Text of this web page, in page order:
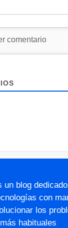
un blog
con
los
habituales